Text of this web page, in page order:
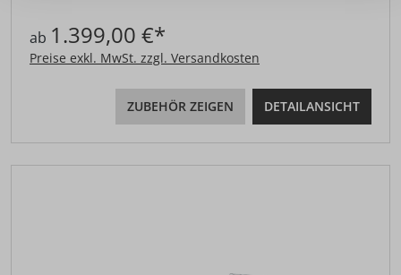
ab 1.399,00 €*
Preise exkl. MwSt. zzgl. Versandkosten
ZUBEHÖR ZEIGEN DETAILANSICHT